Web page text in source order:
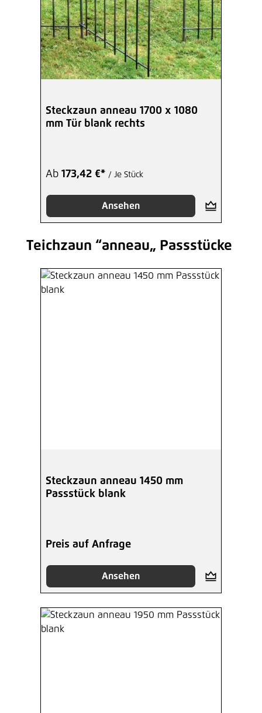
Steckzaun anneau 1700 x 1080
mm Tür blank rechts
Ab 173,42 €* / Je Stück
Ansehen
Produktgalerie überspringen
Teichzaun “anneau„ Passstücke
Steckzaun anneau 1450 mm
Passstück blank
Preis auf Anfrage
Ansehen